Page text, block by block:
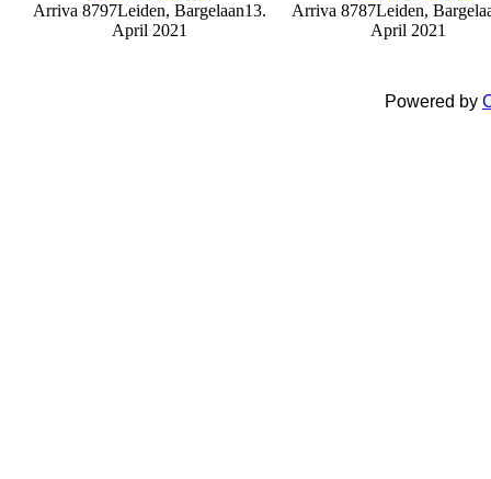
Arriva 8797Leiden, Bargelaan13.
April 2021
Arriva 8787Leiden,
April 2021
Powered by